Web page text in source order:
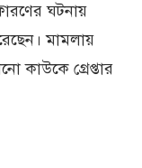
ঘটনায়
মামলায়
কাউকে গ্রেপ্তার